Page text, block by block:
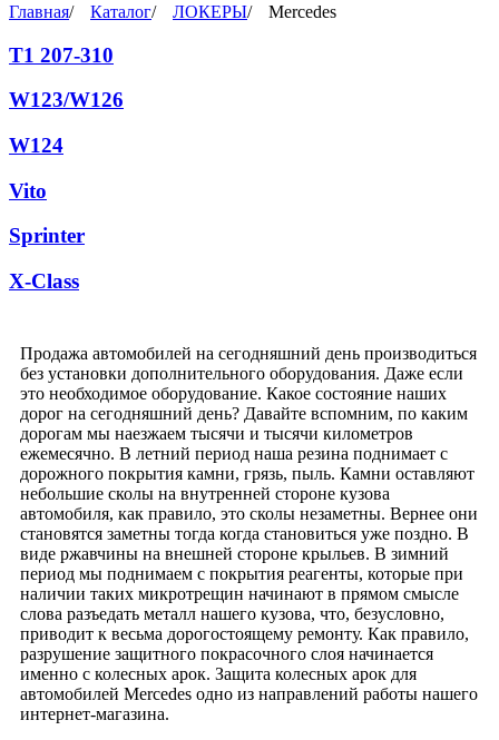
Главная/ Каталог/ ЛОКЕРЫ/ Mercedes
T1 207-310
W123/W126
W124
Vito
Sprinter
X-Class
Продажа автомобилей на сегодняшний день производиться
без установки дополнительного оборудования. Даже если
это необходимое оборудование. Какое состояние наших
дорог на сегодняшний день? Давайте вспомним, по каким
дорогам мы наезжаем тысячи и тысячи километров
ежемесячно. В летний период наша резина поднимает с
дорожного покрытия камни, грязь, пыль. Камни оставляют
небольшие сколы на внутренней стороне кузова
автомобиля, как правило, это сколы незаметны. Вернее они
становятся заметны тогда когда становиться уже поздно. В
виде ржавчины на внешней стороне крыльев. В зимний
период мы поднимаем с покрытия реагенты, которые при
наличии таких микротрещин начинают в прямом смысле
слова разъедать металл нашего кузова, что, безусловно,
приводит к весьма дорогостоящему ремонту. Как правило,
разрушение защитного покрасочного слоя начинается
именно с колесных арок. Защита колесных арок для
автомобилей Mercedes одно из направлений работы нашего
интернет-магазина.